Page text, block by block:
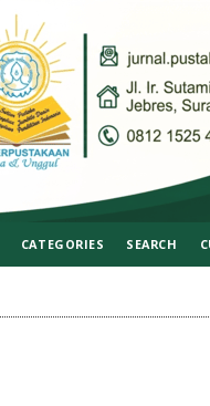
CATEGORIES SEARCH